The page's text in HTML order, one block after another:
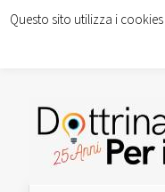
Questo sito utilizza i